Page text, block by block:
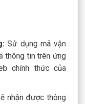
Sử dụng mã vận
thông tin trên ứng
chính thức của
nhận được thông